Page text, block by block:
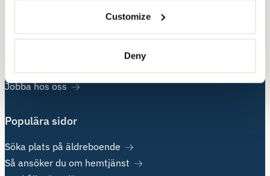
Customize
Deny
Kontakt
Jobba hos oss
Populära sidor
Söka plats på äldreboende
Så ansöker du om hemtjänst